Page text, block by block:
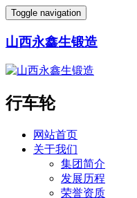
Toggle navigation
山西永鑫生锻造
行车轮
网站首页
关于我们
集团简介
发展历程
荣誉资质